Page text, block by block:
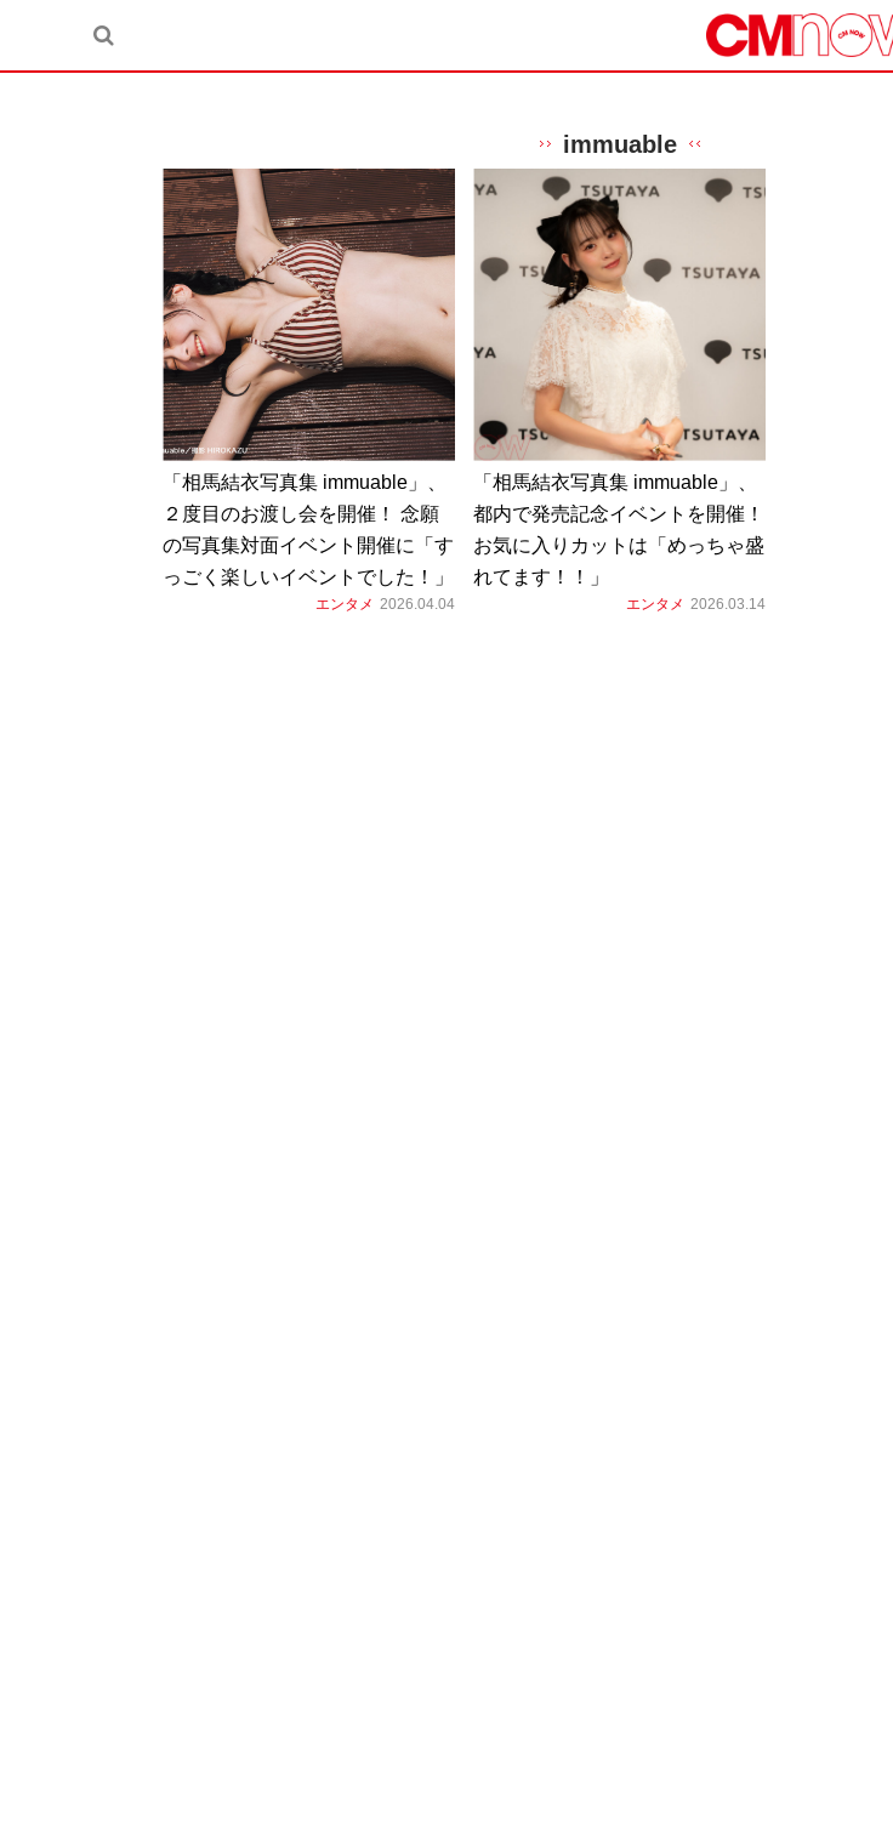
immuable
「相馬結衣写真集 immuable」、
２度目のお渡し会を開催！ 念願
の写真集対面イベント開催に「す
っごく楽しいイベントでした！」
エンタメ 2026.04.04
「相馬結衣写真集 immuable」、
都内で発売記念イベントを開催！
お気に入りカットは「めっちゃ盛
れてます！！」
エンタメ 2026.03.14